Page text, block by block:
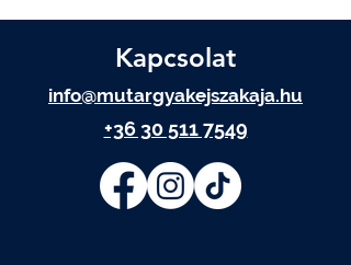
Kapcsolat
info@mutargyakejszakaja.hu
+36 30 511 7549